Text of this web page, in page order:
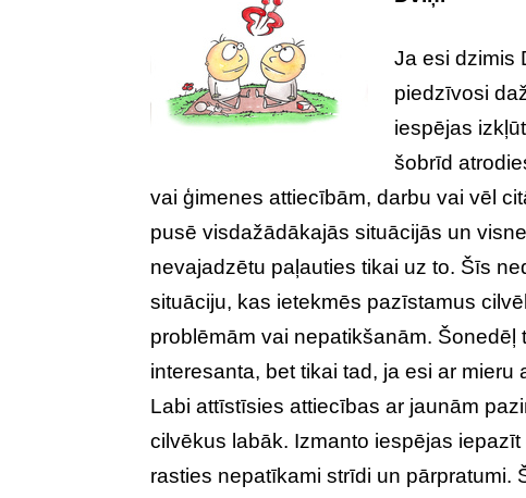
Ja esi dzimis
piedzīvosi
iespējas
šobrīd
vai ģimenes attiecībām, darbu vai vēl
pusē visdažādākajās situācijās un
nevajadzētu paļauties tikai uz to. Šīs
situāciju, kas ietekmēs pazīstamus
problēmām vai nepatikšanām.
interesanta, bet tikai tad, ja esi ar
Labi attīstīsies attiecības ar jaunām
cilvēkus labāk. Izmanto iespējas
rasties nepatīkami strīdi un pārpratumi.